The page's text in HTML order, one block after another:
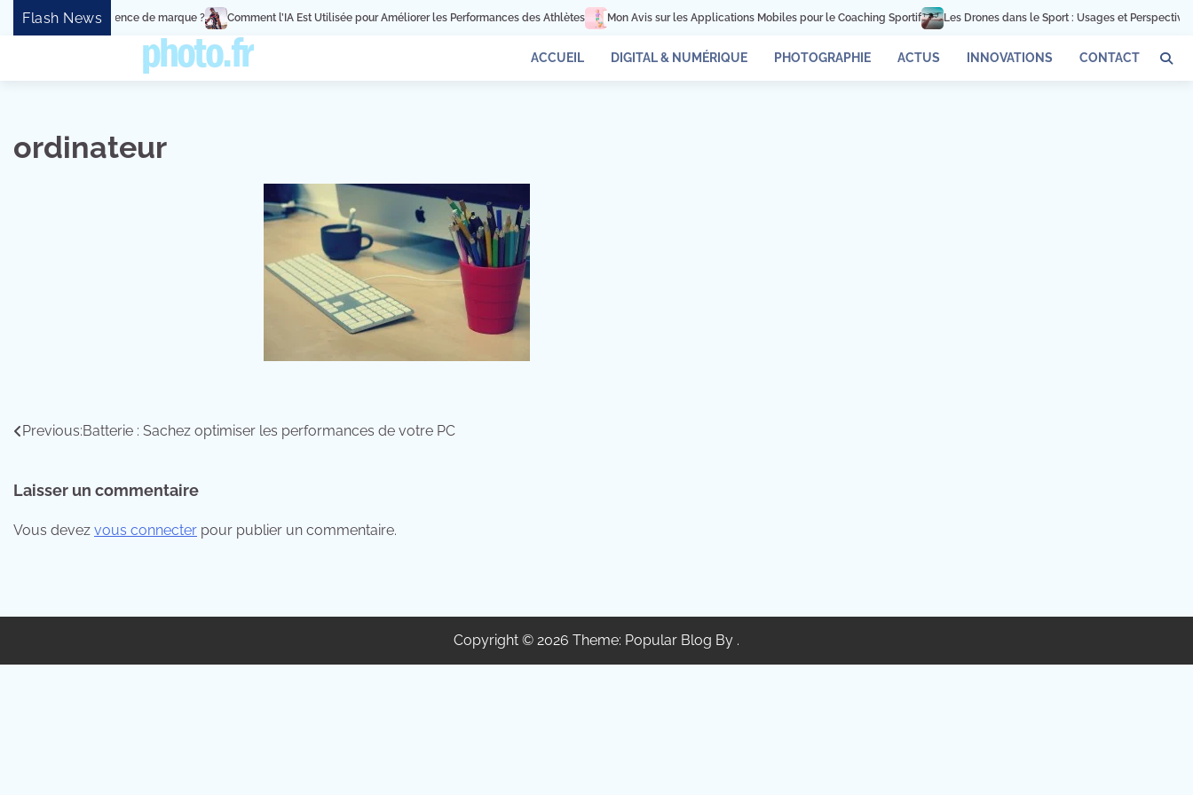
SkipFlash News
en expérience de marque ? Comment l’IA Est Utilisée pour Améliorer les Performances des Athlètes Mon Avis sur les Applications Mobiles pour le Coaching Sportif Les Drones dans le Sport : Usages et Perspectives
ACCUEIL DIGITAL & NUMÉRIQUE PHOTOGRAPHIE ACTUS INNOVATIONS CONTACT
ordinateur
Navigation
l’article
Previous:Batterie : Sachez optimiser les performances de votre PC
Laisser un commentaire
Vous devez vous connecter pour publier un commentaire.
Copyright © 2026 Theme: Popular Blog By .